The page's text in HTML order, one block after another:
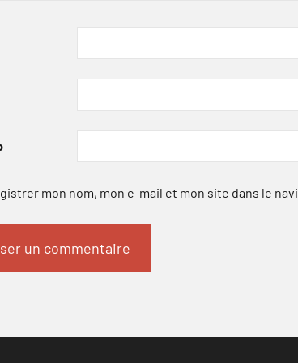
mon nom, mon e-mail et mon site dans le